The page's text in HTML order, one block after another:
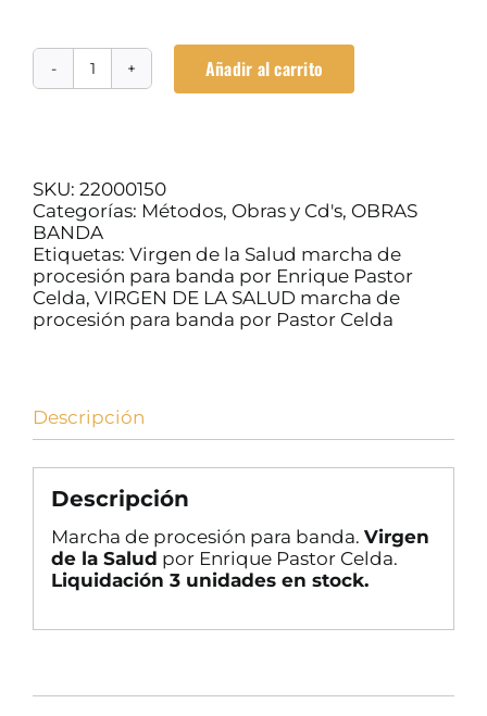
VIRGEN
Añadir al carrito
SKU: 22000150
Categorías: Métodos, Obras y Cd's, OBRAS
BANDA
Etiquetas: Virgen de la Salud marcha de
procesión para banda por Enrique Pastor
Celda, VIRGEN DE LA SALUD marcha de
procesión para banda por Pastor Celda
Descripción
Descripción
Marcha de procesión para banda. Virgen
de la Salud por Enrique Pastor Celda.
Liquidación 3 unidades en stock.